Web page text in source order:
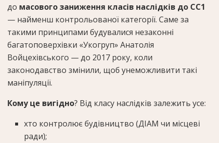
до масового заниження класів наслідків до СС1
— найменш контрольованої категорії. Саме за
такими принципами будувалися незаконні
багатоповерхівки «Укогруп» Анатолія
Войцехівського — до 2017 року, коли
законодавство змінили, щоб унеможливити такі
маніпуляції.
Кому це вигідно? Від класу наслідків залежить усе:
хто контролює будівництво (ДІАМ чи місцеві
ради);